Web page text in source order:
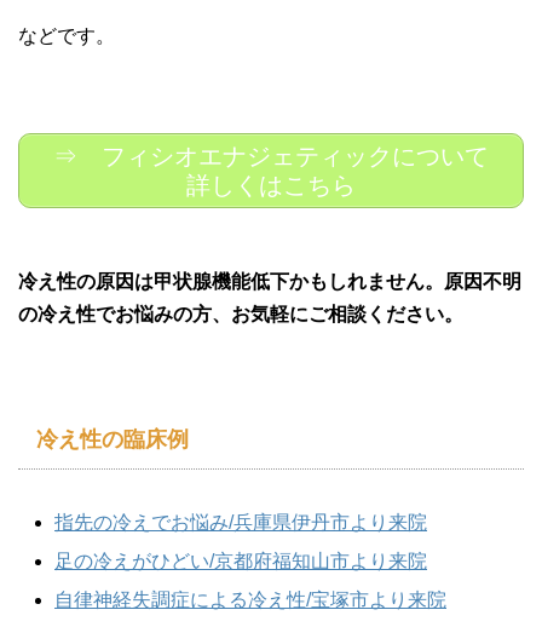
などです。
⇒ フィシオエナジェティックについて
詳しくはこちら
冷え性の原因は甲状腺機能低下かもしれません。原因不明
の冷え性でお悩みの方、お気軽にご相談ください。
冷え性の臨床例
指先の冷えでお悩み/兵庫県伊丹市より来院
足の冷えがひどい/京都府福知山市より来院
自律神経失調症による冷え性/宝塚市より来院